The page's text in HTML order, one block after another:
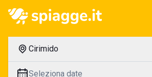
Cirimido
Seleziona date